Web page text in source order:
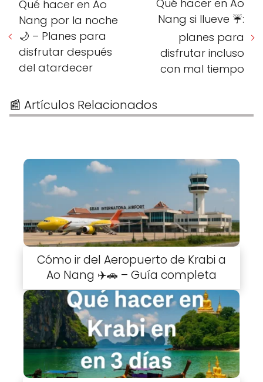
Qué hacer en Ao
Nang por la noche
🌙 – Planes para
disfrutar después
del atardecer
Qué hacer en Ao
Nang si llueve ☔:
planes para
disfrutar incluso
con mal tiempo
📰 Artículos Relacionados
Cómo ir del Aeropuerto de Krabi a
Ao Nang ✈️🚗 – Guía completa